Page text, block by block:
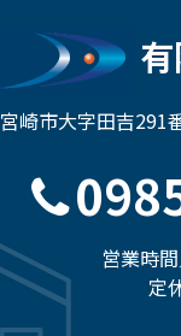
宮崎市大字田吉291
営業時
定